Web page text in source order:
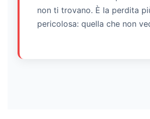
non ti trovano. È la perdita
pericolosa: quella che non